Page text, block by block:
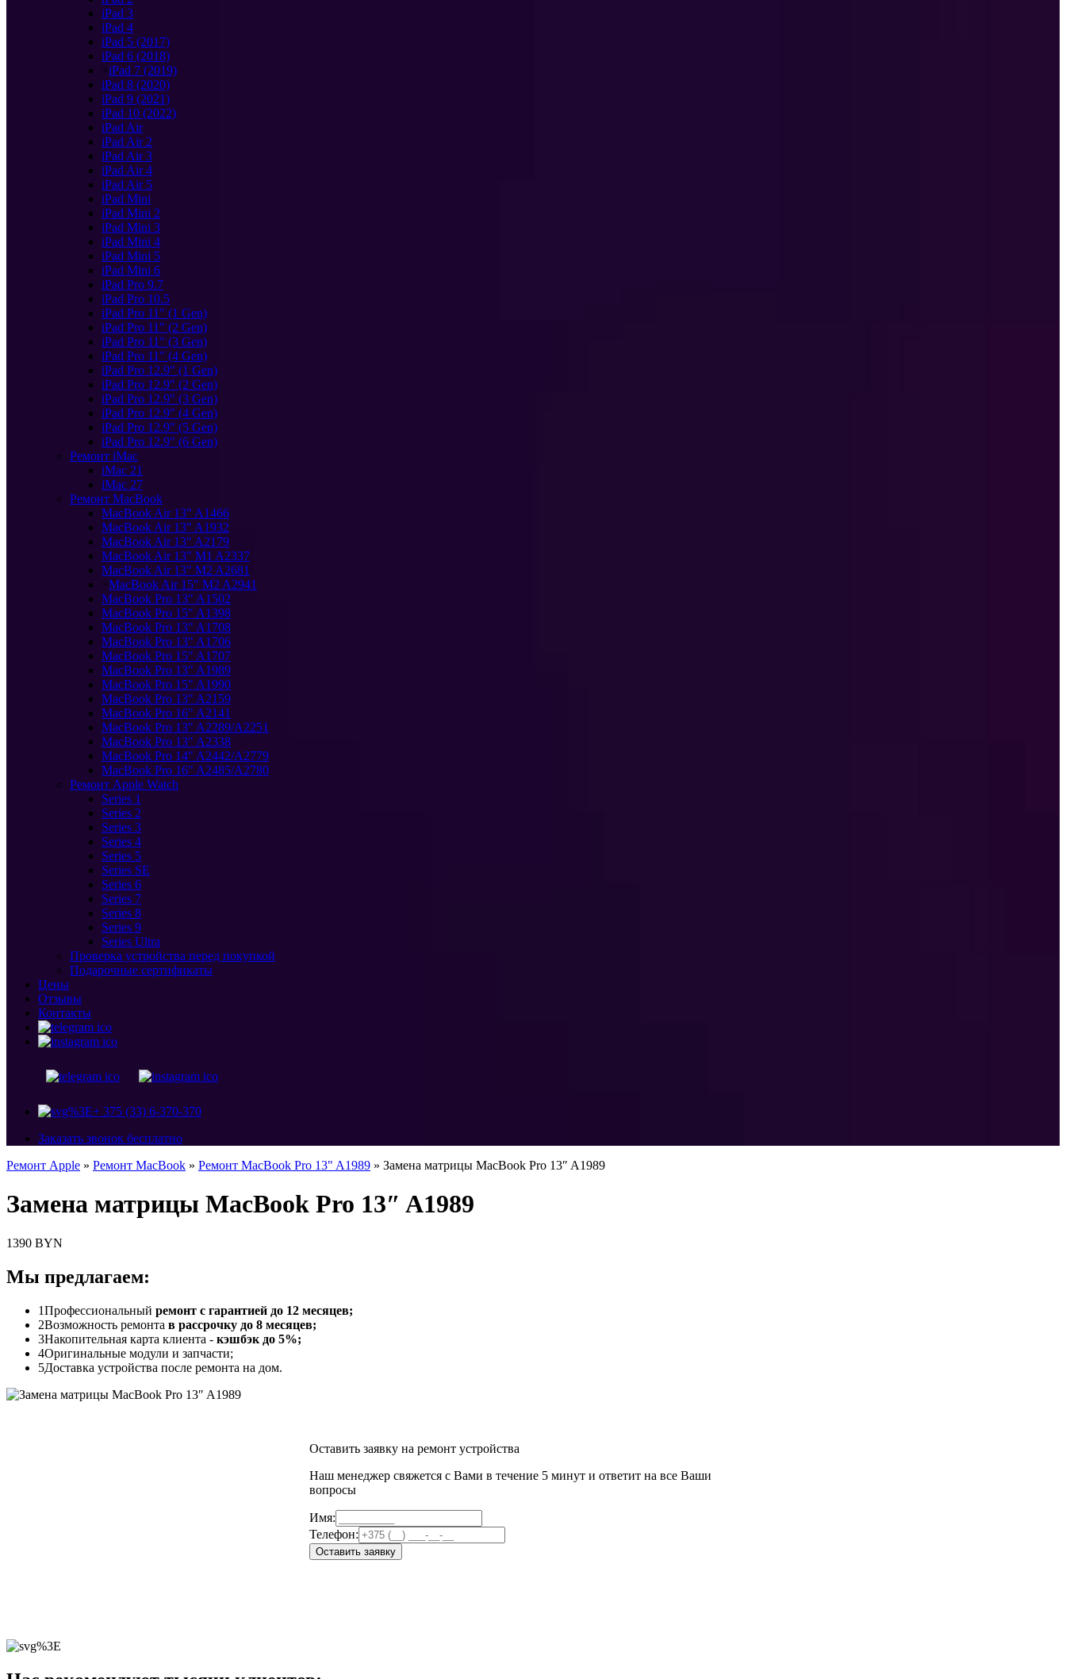
iPad 3
iPad 4
iPad 5 (2017)
iPad 6 (2018)
>iPad 7 (2019)
iPad 8 (2020)
iPad 9 (2021)
iPad 10 (2022)
iPad Air
iPad Air 2
iPad Air 3
iPad Air 4
iPad Air 5
iPad Mini
iPad Mini 2
iPad Mini 3
iPad Mini 4
iPad Mini 5
iPad Mini 6
iPad Pro 9.7
iPad Pro 10.5
iPad Pro 11" (1 Gen)
iPad Pro 11" (2 Gen)
iPad Pro 11" (3 Gen)
iPad Pro 11" (4 Gen)
iPad Pro 12.9" (1 Gen)
iPad Pro 12.9" (2 Gen)
iPad Pro 12.9" (3 Gen)
iPad Pro 12.9" (4 Gen)
iPad Pro 12.9" (5 Gen)
iPad Pro 12.9" (6 Gen)
Ремонт iMac
iMac 21
iMac 27
Ремонт MacBook
MacBook Air 13" A1466
MacBook Air 13" A1932
MacBook Air 13" A2179
MacBook Air 13" M1 A2337
MacBook Air 13" M2 A2681
>MacBook Air 15" M2 A2941
MacBook Pro 13" A1502
MacBook Pro 15" A1398
MacBook Pro 13" A1708
MacBook Pro 13" A1706
MacBook Pro 15" A1707
MacBook Pro 13" A1989
MacBook Pro 15" A1990
MacBook Pro 13" A2159
MacBook Pro 16" A2141
MacBook Pro 13" A2289/A2251
MacBook Pro 13" A2338
MacBook Pro 14" A2442/A2779
MacBook Pro 16" A2485/A2780
Ремонт Apple Watch
Series 1
Series 2
Series 3
Series 4
Series 5
Series SE
Series 6
Series 7
Series 8
Series 9
Series Ultra
Проверка устройства перед покупкой
Подарочные сертификаты
Цены
Отзывы
Контакты
+ 375 (33) 6-370-370
Заказать звонок бесплатно
Ремонт Apple » Ремонт MacBook » Ремонт MacBook Pro 13" A1989 » Замена матрицы MacBook Pro 13″ A1989
Замена матрицы MacBook Pro 13″ A1989
1390 BYN
Мы предлагаем:
1Профессиональный ремонт с гарантией до 12 месяцев;
2Возможность ремонта в рассрочку до 8 месяцев;
3Накопительная карта клиента - кэшбэк до 5%;
4Оригинальные модули и запчасти;
5Доставка устройства после ремонта на дом.
Оставить заявку на ремонт устройства
Наш менеджер свяжется с Вами в течение 5 минут и ответит на все Ваши
вопросы
Имя:
Телефон:
Оставить заявку